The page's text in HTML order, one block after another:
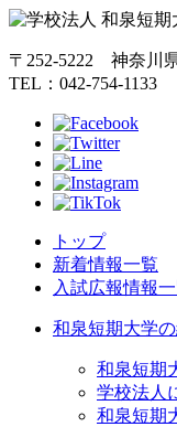
〒252-5222 神奈川
TEL：042-754-
トップ
新着情報一覧
入試広報情報
和泉短期大学
和泉短期
学校法人
和泉短期